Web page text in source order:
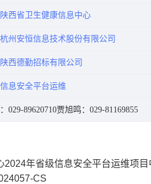
陕西省卫生健康信息中心
杭州安恒信息技术股份有限公司
陕西德勤招标有限公司
信息安全平台运维
：029-89620710贾旭鸣：029-81169855
2024年省级信息安全平台运维项目
CS